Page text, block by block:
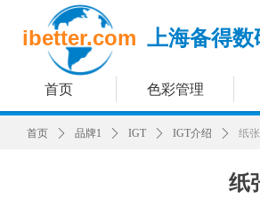
首页 色彩管理
ibetter.com 上海备得
纸
首页 ꄲ 品牌1 ꄲ IGT ꄲ IGT介绍 ꄲ 纸